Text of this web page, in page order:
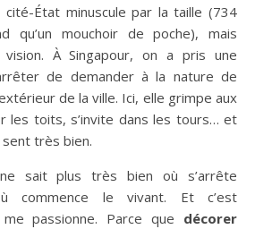
cité-État minuscule par la taille (734
qu’un mouchoir de poche), mais
À Singapour, on a pris une
de demander à la nature de
de la ville. Ici, elle grimpe aux
les toits, s’invite dans les tours… et
sent très bien.
sait plus très bien où s’arrête
commence le vivant. Et c’est
passionne. Parce que décorer